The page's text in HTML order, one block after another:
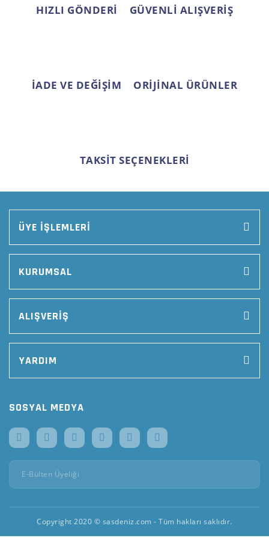
HIZLI GÖNDERİ GÜVENLİ ALIŞVERİŞ
İADE VE DEĞİŞİM ORİJİNAL ÜRÜNLER
TAKSİT SEÇENEKLERİ
ÜYE İŞLEMLERİ
KURUMSAL
ALIŞVERİŞ
YARDIM
SOSYAL MEDYA
Copyright 2020 © sasdeniz.com - Tüm hakları saklıdır.